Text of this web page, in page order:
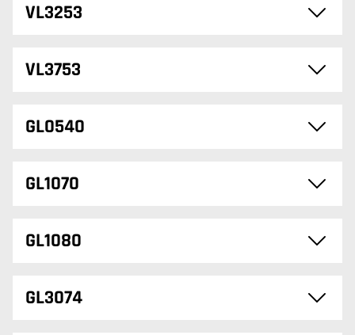
VL3253
VL3753
GL0540
GL1070
GL1080
GL3074